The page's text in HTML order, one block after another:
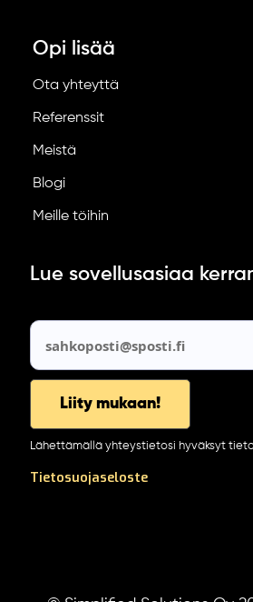
Opi lisää
Ota yhteyttä
Referenssit
Meistä
Blogi
Meille töihin
Lue sovellusasiaa
Lähettämällä yhteystietosi hyväksyt
Tietosuojaseloste